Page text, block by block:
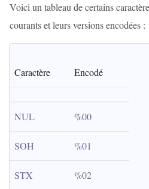
Voici un tableau de certains
courants et leurs versions encodées :
Caractère Encodé
NUL %00
SOH %01
STX %02